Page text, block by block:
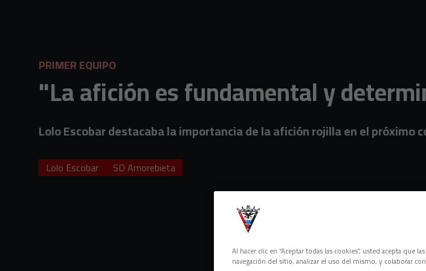
PRIMER EQUIPO
"La afición es fundamental y
Lolo Escobar destacaba la importancia de la afición rojilla en el próximo
Lolo Escobar SD Amorebieta
Al hacer clic en “Aceptar todas las cookies”, usted acepta que
navegación del sitio, analizar el uso del mismo, y colaborar